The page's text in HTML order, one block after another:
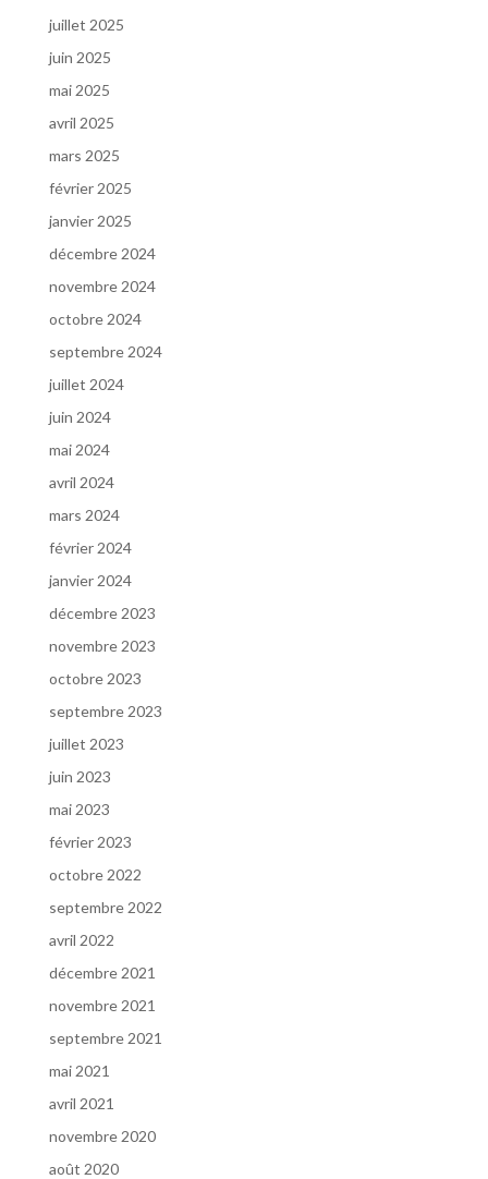
juillet 2025
juin 2025
mai 2025
avril 2025
mars 2025
février 2025
janvier 2025
décembre 2024
novembre 2024
octobre 2024
septembre 2024
juillet 2024
juin 2024
mai 2024
avril 2024
mars 2024
février 2024
janvier 2024
décembre 2023
novembre 2023
octobre 2023
septembre 2023
juillet 2023
juin 2023
mai 2023
février 2023
octobre 2022
septembre 2022
avril 2022
décembre 2021
novembre 2021
septembre 2021
mai 2021
avril 2021
novembre 2020
août 2020